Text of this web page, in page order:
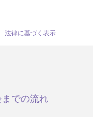
法律に基づく表示
での流れ